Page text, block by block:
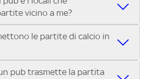
vicino a me?
ristorante o locale vicino a te per
A ENILIVE, la Serie C Sky Wifi, la
la UEFA Europa League, la UEFA
Tennis, la Formula 1®, la MotoGP™ e
le partite di calcio in
pub o ristoranti mostrano le partite
pub trasmette la partita